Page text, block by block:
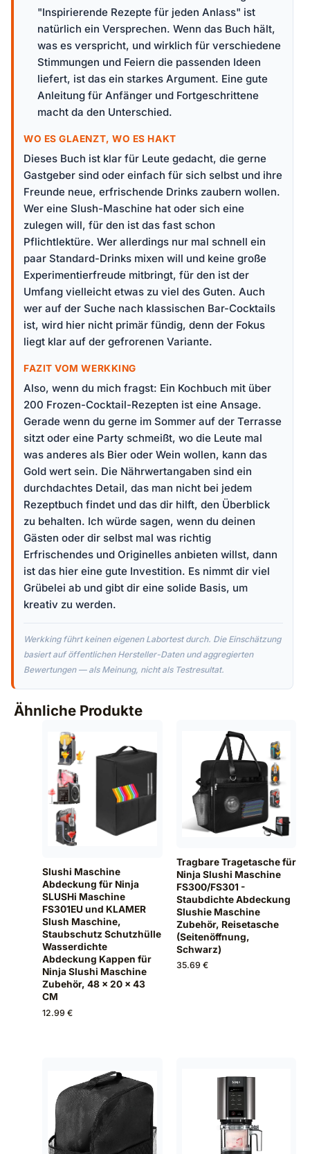
"Inspirierende Rezepte für jeden Anlass" ist
natürlich ein Versprechen. Wenn das Buch hält,
was es verspricht, und wirklich für verschiedene
Stimmungen und Feiern die passenden Ideen
liefert, ist das ein starkes Argument. Eine gute
Anleitung für Anfänger und Fortgeschrittene
macht da den Unterschied.
WO ES GLAENZT, WO ES HAKT
Dieses Buch ist klar für Leute gedacht, die gerne
Gastgeber sind oder einfach für sich selbst und ihre
Freunde neue, erfrischende Drinks zaubern wollen.
Wer eine Slush-Maschine hat oder sich eine
zulegen will, für den ist das fast schon
Pflichtlektüre. Wer allerdings nur mal schnell ein
paar Standard-Drinks mixen will und keine große
Experimentierfreude mitbringt, für den ist der
Umfang vielleicht etwas zu viel des Guten. Auch
wer auf der Suche nach klassischen Bar-Cocktails
ist, wird hier nicht primär fündig, denn der Fokus
liegt klar auf der gefrorenen Variante.
FAZIT VOM WERKKING
Also, wenn du mich fragst: Ein Kochbuch mit über
200 Frozen-Cocktail-Rezepten ist eine Ansage.
Gerade wenn du gerne im Sommer auf der Terrasse
sitzt oder eine Party schmeißt, wo die Leute mal
was anderes als Bier oder Wein wollen, kann das
Gold wert sein. Die Nährwertangaben sind ein
durchdachtes Detail, das man nicht bei jedem
Rezeptbuch findet und das dir hilft, den Überblick
zu behalten. Ich würde sagen, wenn du deinen
Gästen oder dir selbst mal was richtig
Erfrischendes und Originelles anbieten willst, dann
ist das hier eine gute Investition. Es nimmt dir viel
Grübelei ab und gibt dir eine solide Basis, um
kreativ zu werden.
Werkking führt keinen eigenen Labortest durch. Die Einschätzung
basiert auf öffentlichen Hersteller-Daten und aggregierten
Bewertungen — als Meinung, nicht als Testresultat.
Ähnliche Produkte
Slushi Maschine
Abdeckung für Ninja
SLUSHi Maschine
FS301EU und KLAMER
Slush Maschine,
Staubschutz Schutzhülle
Wasserdichte
Abdeckung Kappen für
Ninja Slushi Maschine
Zubehör, 48 x 20 x 43
CM
12.99 €
Tragbare Tragetasche für
Ninja Slushi Maschine
FS300/FS301 -
Staubdichte Abdeckung
Slushie Maschine
Zubehör, Reisetasche
(Seitenöffnung,
Schwarz)
35.69 €